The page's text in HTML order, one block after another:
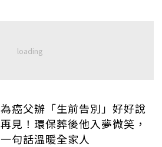
為癌父辦「生前告別」好好說
再見！環保葬後他入夢微笑，
一句話溫暖全家人